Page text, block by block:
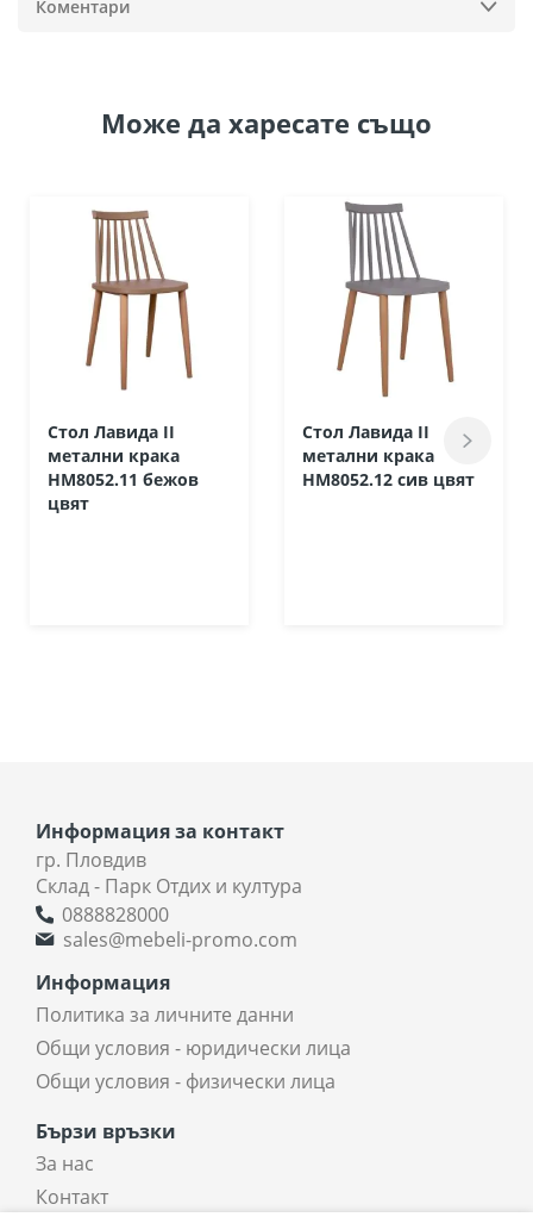
Коментари
Може да харесате също
Стол Лавида II
метални крака
HM8052.11 бежов
цвят
Стол Лавида II
метални крака
HM8052.12 сив цвят
Информация за контакт
гр. Пловдив
Склад - Парк Отдих и култура
0888828000
sales@mebeli-promo.com
Информация
Политика за личните данни
Общи условия - юридически лица
Общи условия - физически лица
Бързи връзки
За нас
Контакт